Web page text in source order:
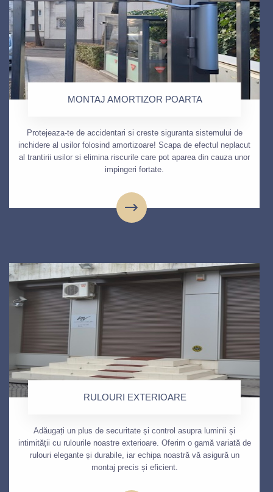
MONTAJ AMORTIZOR POARTA
Protejeaza-te de accidentari si creste siguranta sistemului de
inchidere al usilor folosind amortizoare! Scapa de efectul neplacut
al trantirii usilor si elimina riscurile care pot aparea din cauza unor
impingeri fortate.
RULOURI EXTERIOARE
Adăugați un plus de securitate și control asupra luminii și
intimității cu rulourile noastre exterioare. Oferim o gamă variată de
rulouri elegante și durabile, iar echipa noastră vă asigură un
montaj precis și eficient.